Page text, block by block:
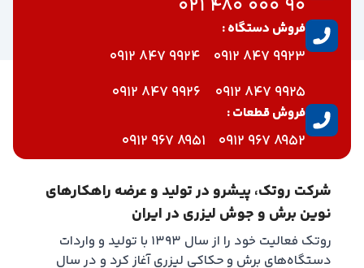
90 000 480 021
فروش دستگاه :
9923 847 0912
9924 847 0912
9925 847 0912
9926 847 0912
فروش قطعات :
8952 967 0912
8951 967 0912
شرکت روتک، پیشرو در تولید و عرضه راهکارهای
نوین برش و جوش لیزری در ایران
روتک فعالیت خود را از سال ۱۳۹۳ با تولید و واردات
دستگاه‌های برش و حکاکی لیزری آغاز کرد و در سال